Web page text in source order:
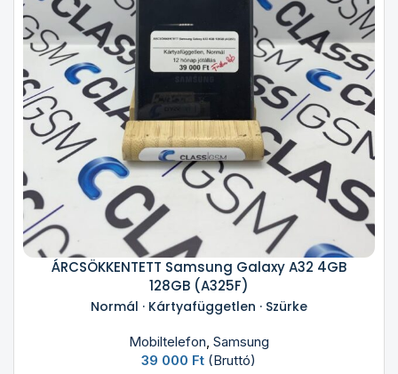
ÁRCSÖKKENTETT Samsung Galaxy A32 4GB
128GB (A325F)
Normál · Kártyafüggetlen · Szürke
Mobiltelefon, Samsung
39 000 Ft (Bruttó)